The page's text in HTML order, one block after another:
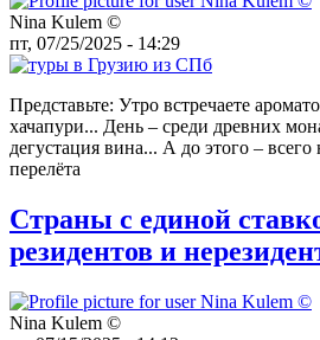
Nina Kulem ©️
пт, 07/25/2025 - 14:29
Представьте: Утро встречаете
хачапури... День – среди древних
дегустация вина... А до этого – всего
перелёта
Страны с единой
резидентов и
Nina Kulem ©️